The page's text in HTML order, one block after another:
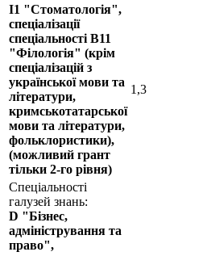
І1 "Стоматологія",
спеціалізації
спеціальності B11
"Філологія" (крім
спеціалізацій з
української мови та
літератури,
кримськотатарської
мови та літератури,
фольклористики),
(можливий грант
тільки 2-го рівня)
1,3
Спеціальності
галузей знань:
D "Бізнес,
адміністрування та
право",